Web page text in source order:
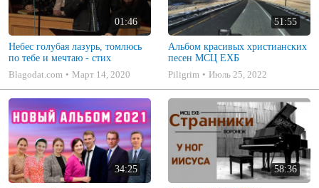
01:46
Небес голубая лазурь, томлюсь
по тебе и мечтаю - стих
Blagodat.com
Март 14, 2020
51:55
Альбом красивых христианских
песен МСЦ ЕХБ
Piligrim
Июль 25, 2022
34:25 58:36